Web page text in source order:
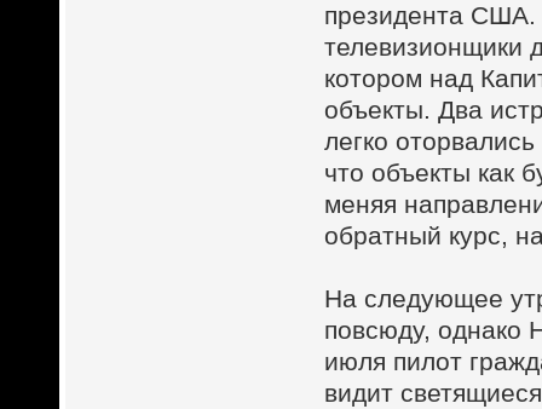
президента США.
телевизионщики
котором над
объекты. Два
легко
что объекты как
меняя
обратный курс,
На следующее
повсюду, однако
июля пилот
видит